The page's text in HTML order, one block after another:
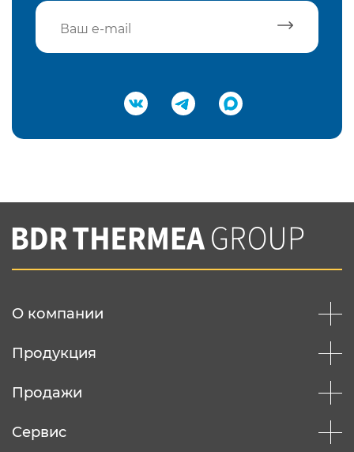
Подтвердить e-mail
Вы соглашаетесь с нашей политикой
конфеденциальности
О компании
Продукция
Продажи
Сервис